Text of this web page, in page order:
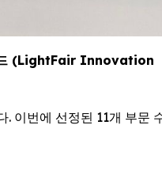
드 (LightFair Innovation
이번에 선정된 11개 부문